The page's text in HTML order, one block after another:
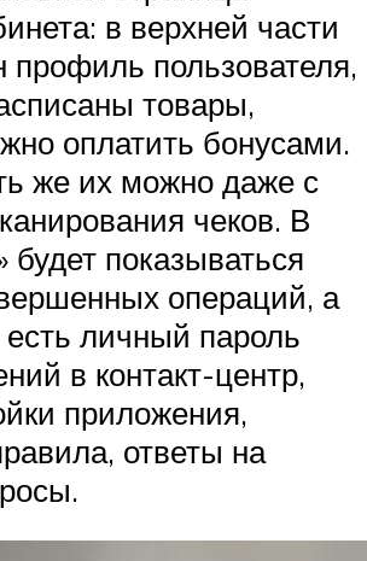
в верхней части
профиль пользователя,
товары,
оплатить бонусами.
же их можно даже с
чеков. В
будет показываться
операций, а
личный пароль
в контакт-центр,
приложения,
ответы на